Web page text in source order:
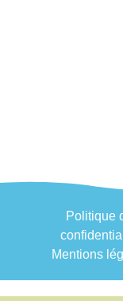
Politique
Mentions